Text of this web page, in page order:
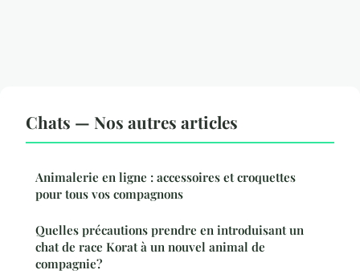
Chats — Nos autres articles
Animalerie en ligne : accessoires et croquettes
pour tous vos compagnons
Quelles précautions prendre en introduisant un
chat de race Korat à un nouvel animal de
compagnie?